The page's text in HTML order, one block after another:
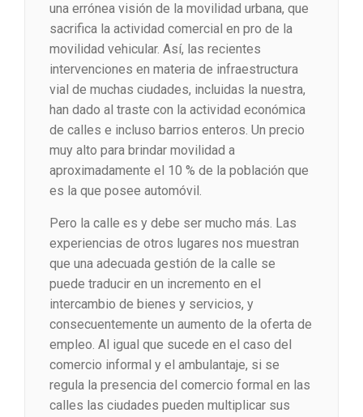
una errónea visión de la movilidad urbana, que
sacrifica la actividad comercial en pro de la
movilidad vehicular. Así, las recientes
intervenciones en materia de infraestructura
vial de muchas ciudades, incluidas la nuestra,
han dado al traste con la actividad económica
de calles e incluso barrios enteros. Un precio
muy alto para brindar movilidad a
aproximadamente el 10 % de la población que
es la que posee automóvil.
Pero la calle es y debe ser mucho más. Las
experiencias de otros lugares nos muestran
que una adecuada gestión de la calle se
puede traducir en un incremento en el
intercambio de bienes y servicios, y
consecuentemente un aumento de la oferta de
empleo. Al igual que sucede en el caso del
comercio informal y el ambulantaje, si se
regula la presencia del comercio formal en las
calles las ciudades pueden multiplicar sus